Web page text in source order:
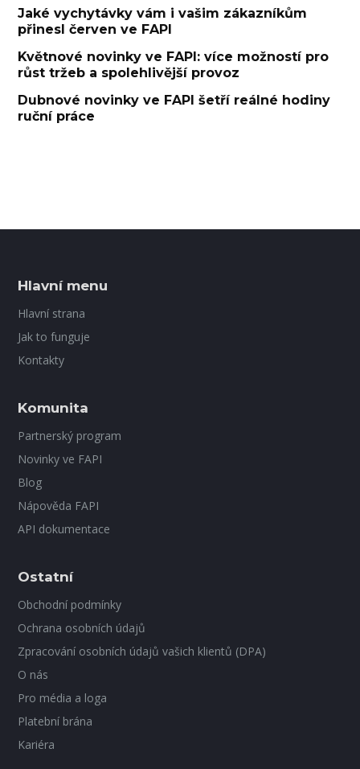
Jaké vychytávky vám i vašim zákazníkům
přinesl červen ve FAPI
Květnové novinky ve FAPI: více možností pro
růst tržeb a spolehlivější provoz
Dubnové novinky ve FAPI šetří reálné hodiny
ruční práce
Hlavní menu
Hlavní strana
Jak to funguje
Kontakty
Komunita
Partnerský program
Novinky ve FAPI
Blog
Nápověda FAPI
API dokumentace
Ostatní
Obchodní podmínky
Ochrana osobních údajů
Zpracování osobních údajů vašich klientů (DPA)
O nás
Pro média a loga
Platební brána
Kariéra